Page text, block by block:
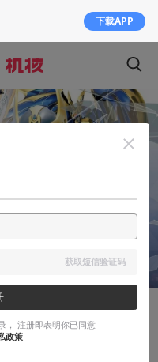
下载APP
获取短信验证码
， 注册即表明你已同意
政策